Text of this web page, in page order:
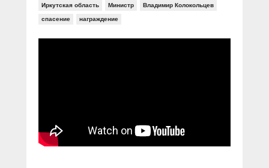
Социальные ролики
Документальные фильмы
Прямой разговор
В знании сила
Специальный репортаж
Газета «Щит и меч»
Журнал «Полиция России»
О ПОРТАЛЕ
Иркутская область Министр Владимир Колокольцев
спасение награждение